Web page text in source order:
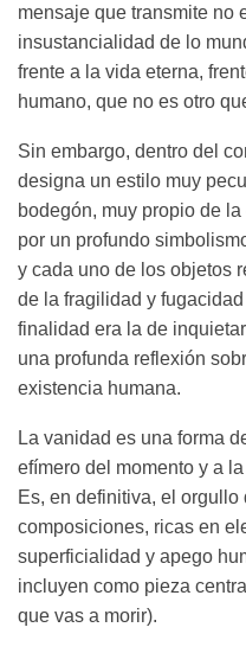
mensaje que transmite no
insustancialidad de lo
frente a la vida eterna,
humano, que no es otro
Sin embargo, dentro del
designa un estilo muy
bodegón, muy propio de
por un profundo
y cada uno de los objetos
de la fragilidad y
finalidad era la de
una profunda reflexión
existencia humana.
La vanidad es una forma
efímero del momento y a
Es, en definitiva, el
composiciones, ricas en
superficialidad y apego
incluyen como pieza
que vas a morir).